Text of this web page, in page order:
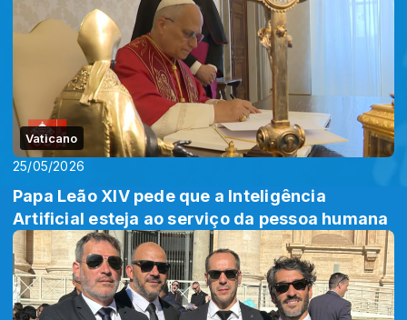
Vaticano
25/05/2026
Papa Leão XIV pede que a Inteligência
Artificial esteja ao serviço da pessoa humana